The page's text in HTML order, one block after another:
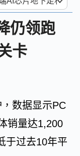
仍领跑
卡
数据显示PC
销量达1,200
于过去10年平